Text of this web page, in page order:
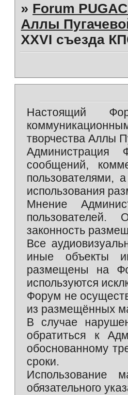
» Forum
Аллы
XXVI съезда
Настоящий
творчества Аллы
Администрация
сообщений,
пользователями,
использования
Мнение
пользователей.
законность
Все
иные объекты
размещены на
используются
Форум не
из размещённых
В случае
обратиться к
обоснованному
сроки.
Использование
обязательного